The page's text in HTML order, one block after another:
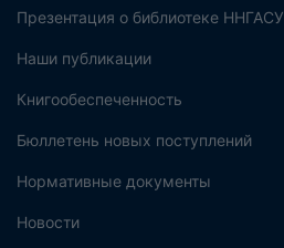
Презентация о библиотеке ННГАСУ
Наши публикации
Книгообеспеченность
Бюллетень новых поступлений
Нормативные документы
Новости